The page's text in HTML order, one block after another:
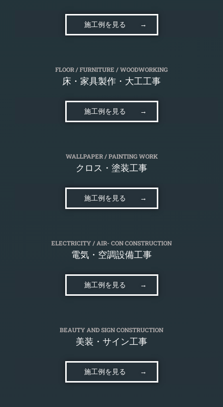
施工例を見る →
FLOOR / FURNITURE / WOODWORKING
床・家具製作・大工工事
施工例を見る →
WALLPAPER / PAINTING WORK
クロス・塗装工事
施工例を見る →
ELECTRICITY / AIR- CON CONSTRUCTION
電気・空調設備工事
施工例を見る →
BEAUTY AND SIGN CONSTRUCTION
美装・サイン工事
施工例を見る →